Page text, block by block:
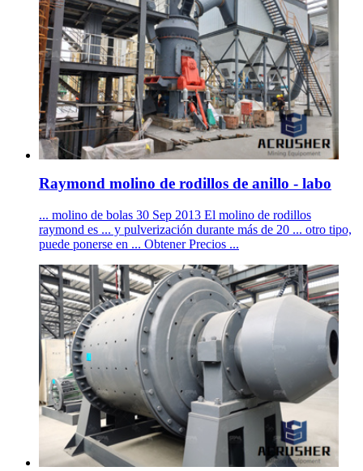
Raymond molino de rodillos de anillo - labo
... molino de bolas 30 Sep 2013 El molino de rodillos
raymond es ... y pulverización durante más de 20 ... otro tipo,
puede ponerse en ... Obtener Precios ...